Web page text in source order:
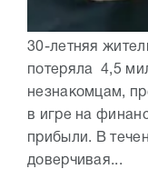
30-летняя
потеряла 4,5
незнакомцам,
в игре на
прибыли. В
доверчивая...